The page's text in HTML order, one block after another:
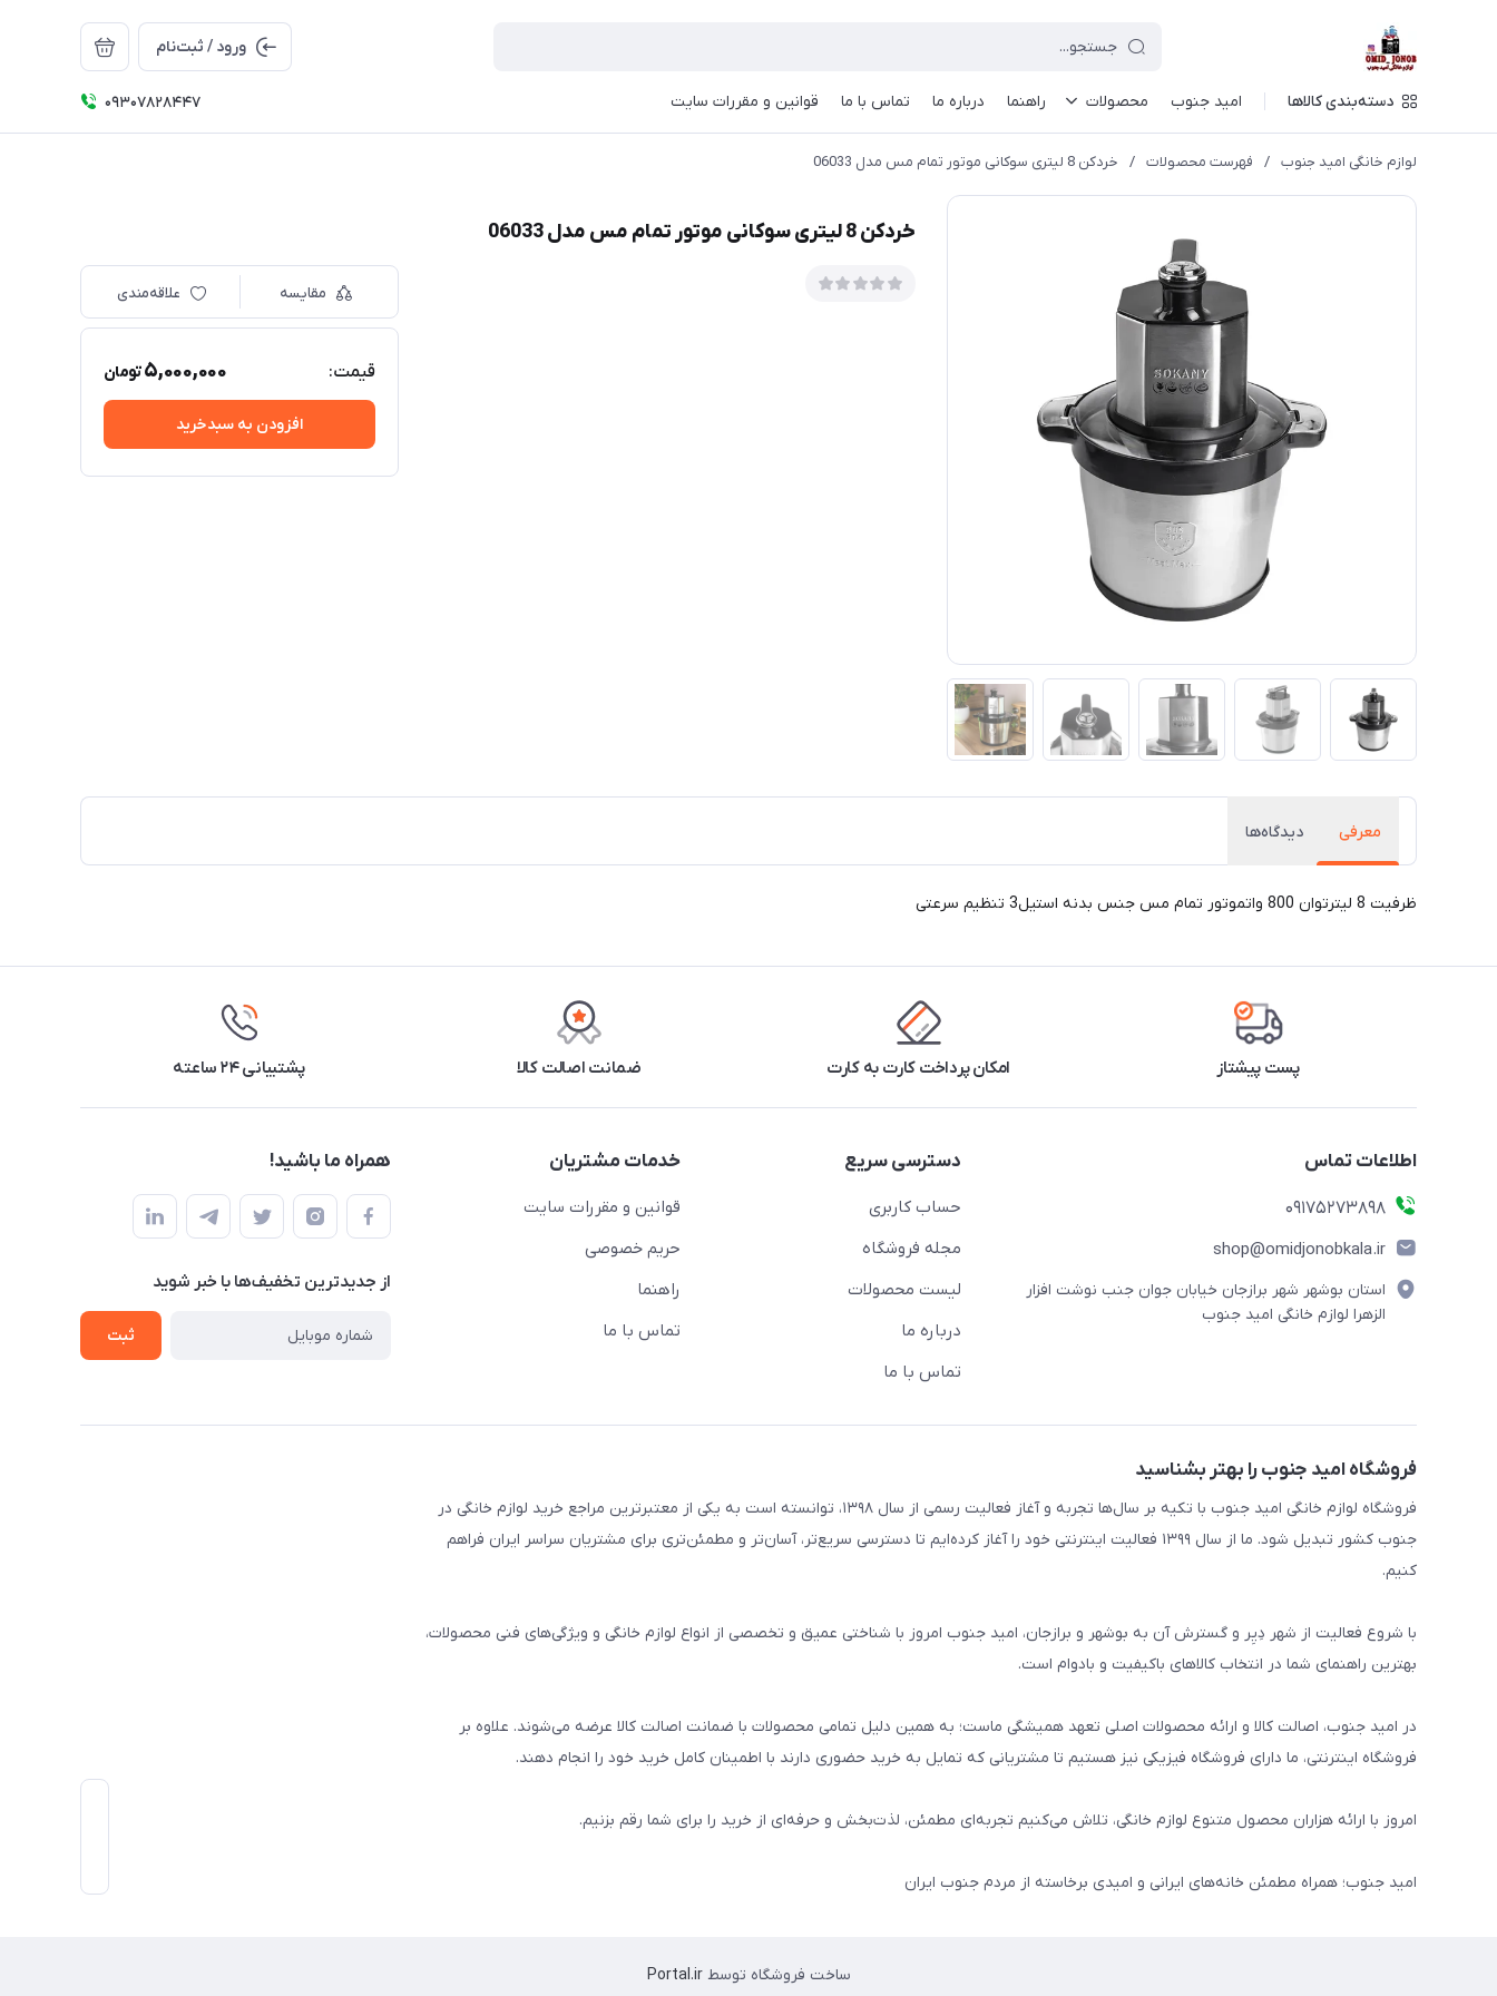
ورود / ثبت‌نام
دسته‌بندی کالاها امید جنوب محصولات راهنما درباره ما تماس با ما قوانین و مقررات سایت 09307828447
لوازم خانگی امید جنوب / فهرست محصولات / خردکن 8 لیتری سوکانی موتور تمام مس مدل 06033
خردکن 8 لیتری سوکانی موتور تمام مس مدل 06033
مقایسه علاقه‌مندی
قیمت: 5,000,000تومان
افزودن به سبدخرید
معرفی دیدگاه‌ها
ظرفیت 8 لیترتوان 800 واتموتور تمام مس جنس بدنه استیل3 تنظیم سرعتی
پست پیشتاز امکان پرداخت کارت به کارت ضمانت اصالت کالا پشتیبانی ۲۴ ساعته
اطلاعات تماس
09175273898
shop@omidjonobkala.ir
استان بوشهر شهر برازجان خیابان جوان جنب نوشت افزار
الزهرا لوازم خانگی امید جنوب
دسترسی سریع
حساب کاربری
مجله فروشگاه
لیست محصولات
درباره ما
تماس با ما
خدمات مشتریان
قوانین و مقررات سایت
حریم خصوصی
راهنما
تماس با ما
همراه ما باشید!
از جدید‌ترین تخفیف‌ها با‌ خبر شوید
ثبت
فروشگاه امید جنوب را بهتر بشناسید
فروشگاه لوازم خانگی امید جنوب با تکیه بر سال‌ها تجربه و آغاز فعالیت رسمی از سال ۱۳۹۸، توانسته است به یکی از معتبرترین مراجع خرید لوازم خانگی در
جنوب کشور تبدیل شود. ما از سال ۱۳۹۹ فعالیت اینترنتی خود را آغاز کرده‌ایم تا دسترسی سریع‌تر، آسان‌تر و مطمئن‌تری برای مشتریان سراسر ایران فراهم
کنیم.
با شروع فعالیت از شهر دِیِر و گسترش آن به بوشهر و برازجان، امید جنوب امروز با شناختی عمیق و تخصصی از انواع لوازم خانگی و ویژگی‌های فنی محصولات،
بهترین راهنمای شما در انتخاب کالاهای باکیفیت و بادوام است.
در امید جنوب، اصالت کالا و ارائه محصولات اصلی تعهد همیشگی ماست؛ به همین دلیل تمامی محصولات با ضمانت اصالت کالا عرضه می‌شوند. علاوه بر
فروشگاه اینترنتی، ما دارای فروشگاه فیزیکی نیز هستیم تا مشتریانی که تمایل به خرید حضوری دارند با اطمینان کامل خرید خود را انجام دهند.
امروز با ارائه هزاران محصول متنوع لوازم خانگی، تلاش می‌کنیم تجربه‌ای مطمئن، لذت‌بخش و حرفه‌ای از خرید را برای شما رقم بزنیم.
امید جنوب؛ همراه مطمئن خانه‌های ایرانی و امیدی برخاسته از مردم جنوب ایران
ساخت فروشگاه توسطPortal.ir